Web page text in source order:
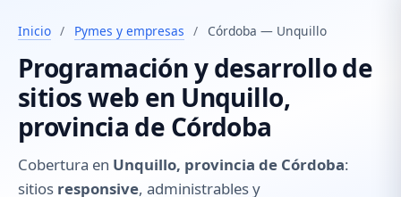
Inicio / Pymes y empresas / Córdoba — Unquillo
Programación y desarrollo de
sitios web en Unquillo,
provincia de Córdoba
Cobertura en Unquillo, provincia de Córdoba:
sitios responsive, administrables y